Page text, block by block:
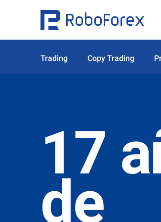
Trading Copy Trading
17
de